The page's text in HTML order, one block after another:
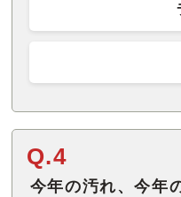
Q.4
今年の汚れ、今年